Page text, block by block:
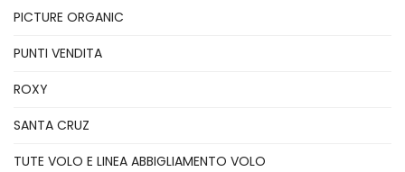
PICTURE ORGANIC
PUNTI VENDITA
ROXY
SANTA CRUZ
TUTE VOLO E LINEA ABBIGLIAMENTO VOLO